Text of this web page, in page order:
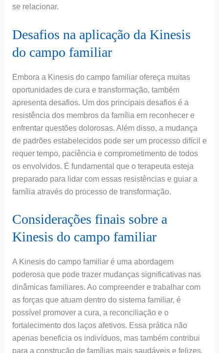
se relacionar.
Desafios na aplicação da Kinesis
do campo familiar
Embora a Kinesis do campo familiar ofereça muitas
oportunidades de cura e transformação, também
apresenta desafios. Um dos principais desafios é a
resistência dos membros da família em reconhecer e
enfrentar questões dolorosas. Além disso, a mudança
de padrões estabelecidos pode ser um processo difícil e
requer tempo, paciência e comprometimento de todos
os envolvidos. É fundamental que o terapeuta esteja
preparado para lidar com essas resistências e guiar a
família através do processo de transformação.
Considerações finais sobre a
Kinesis do campo familiar
A Kinesis do campo familiar é uma abordagem
poderosa que pode trazer mudanças significativas nas
dinâmicas familiares. Ao compreender e trabalhar com
as forças que atuam dentro do sistema familiar, é
possível promover a cura, a reconciliação e o
fortalecimento dos laços afetivos. Essa prática não
apenas beneficia os indivíduos, mas também contribui
para a construção de famílias mais saudáveis e felizes,